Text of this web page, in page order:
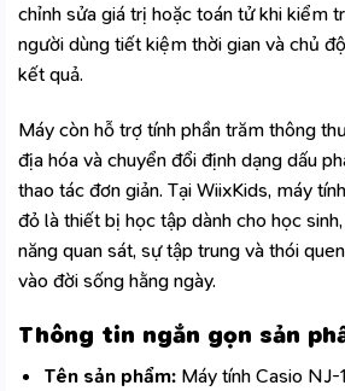
chỉnh sửa giá trị hoặc toán tử khi kiểm
người dùng tiết kiệm thời gian và chủ
kết quả.
Máy còn hỗ trợ tính phần trăm thông
địa hóa và chuyển đổi định dạng dấu
thao tác đơn giản. Tại WiixKids, máy
đỏ là thiết bị học tậpdành cho học sinh
năng quan sát, sự tập trung và thói
vào đời sống hằng ngày.
Thông tin ngắn gọn sản
Tên sản phẩm:Máy tính Casio NJ-